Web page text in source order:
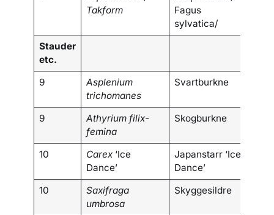
Takform
Fagus
sylvatica/
Stauder
etc.
9
Asplenium
trichomanes
Svartburkne
9
Athyrium filix-
femina
Skogburkne
10 Carex ‘Ice
Dance’
Japanstarr ‘Ice
Dance’
10
Saxifraga
umbrosa
Skyggesildre